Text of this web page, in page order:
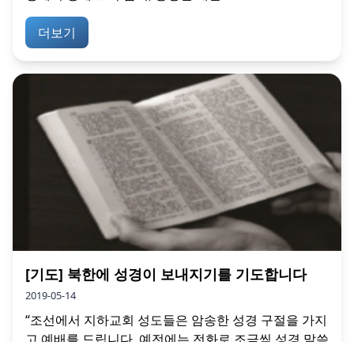
더보기
[기도] 북한에 성경이 보내지기를 기도합니다
2019-05-14
“조선에서 지하교회 성도들은 암송한 성경 구절을 가지